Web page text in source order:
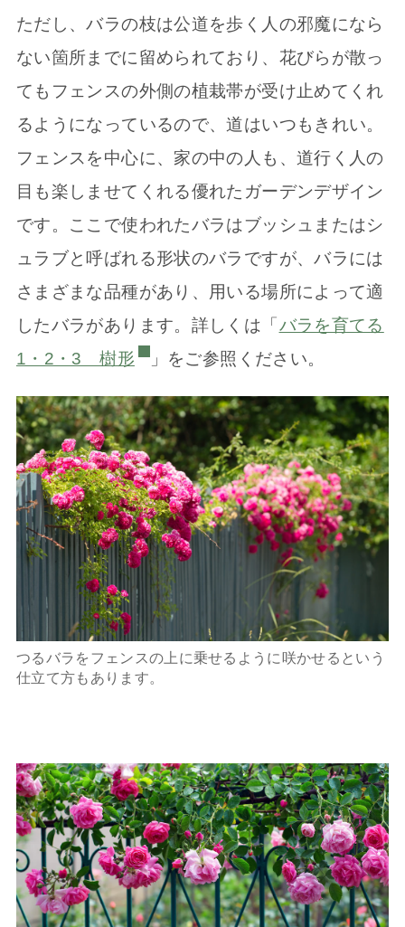
ただし、バラの枝は公道を歩く人の邪魔になら
ない箇所までに留められており、花びらが散っ
てもフェンスの外側の植栽帯が受け止めてくれ
るようになっているので、道はいつもきれい。
フェンスを中心に、家の中の人も、道行く人の
目も楽しませてくれる優れたガーデンデザイン
です。ここで使われたバラはブッシュまたはシ
ュラブと呼ばれる形状のバラですが、バラには
さまざまな品種があり、用いる場所によって適
したバラがあります。詳しくは「バラを育てる
1・2・3 樹形
」をご参照ください。
つるバラをフェンスの上に乗せるように咲かせるという
仕立て方もあります。